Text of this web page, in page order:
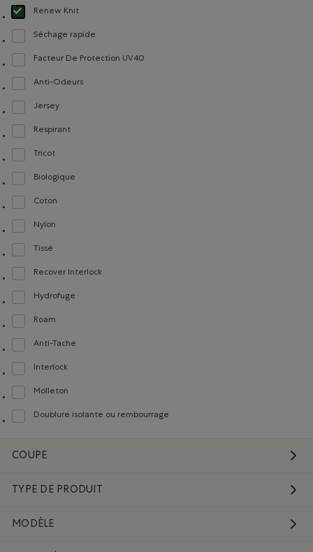
Renew Knit
Choisir Classé selon Composition : Renew Knit(Renew Knit)
Séchage rapide
Classer selon Composition : Séchagerapide(QuickDry)
Facteur De Protection UV40
Classer selon Composition : FacteurDeProtectionUV40(UVProtectionUPF40)
Anti-Odeurs
Classer selon Composition : Anti-Odeurs(Anti-Odour)
Jersey
Classer selon Composition : Jersey(Jersey)
Respirant
Classer selon Composition : Respirant(Breathable)
Tricot
Classer selon Composition : Tricot(Knit)
Biologique
Classer selon Composition : FibresDeCotonBiologique(OrganicCottonFibres)
Coton
Classer selon Composition : Coton(Cotton)
Nylon
Classer selon Composition : Nylon(Nylon)
Tissé
Classer selon Composition : Tissé(Woven)
Recover Interlock
Classer selon Composition : Recover Interlock(Recover Interlock)
Hydrofuge
Classer selon Composition : Hydrofuge(WaterRepellent/Resistent)
Roam
Classer selon Composition : Roam(Roam)
Anti-Tache
Classer selon Composition : Anti-Tache(StainResistant)
Interlock
Classer selon Composition : Interlock(Interlock)
Molleton
Classer selon Composition : Molleton(Fleece)
Doublure isolante ou rembourrage
Classer selon Composition : Doublureisolanteourembourrage(InsulationorFill)
COUPE
TYPE DE PRODUIT
MODÈLE